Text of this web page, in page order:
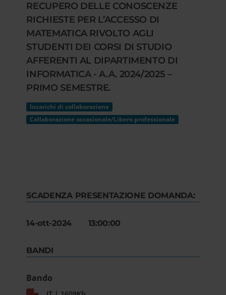
RECUPERO DELLE CONOSCENZE
RICHIESTE PER L’ACCESSO DI
MATEMATICA RIVOLTO AGLI
STUDENTI DEI CORSI DI STUDIO
AFFERENTI AL DIPARTIMENTO DI
INFORMATICA - A.A. 2024/2025 –
PRIMO SEMESTRE.
Incarichi di collaborazione
Collaborazione occasionale/Libero professionale
SCADENZA PRESENTAZIONE DOMANDA:
14-ott-2024 13:00:00
BANDI
Bando